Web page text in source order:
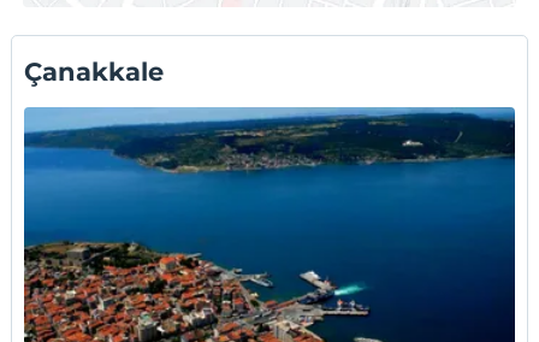
Otellerin tamamı için:Canakkale Pansiyonlar
Çanakkale